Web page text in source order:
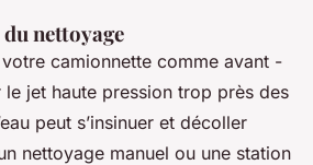
nettoyage
camionnette comme avant -
le jet haute pression trop près des
peut s’insinuer et décoller
nettoyage manuel ou une station